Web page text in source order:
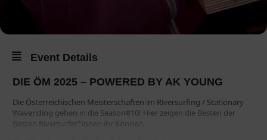
Event Details
DIE ÖM 2025 – POWERED BY AK YOUNG
Die Österreichischen Meisterschaften im Riversurfing / Stationary
Waveriding gehen in die Season#10! Hier zeigen die Besten der
Besten Riversurfer*innen ihr Können.